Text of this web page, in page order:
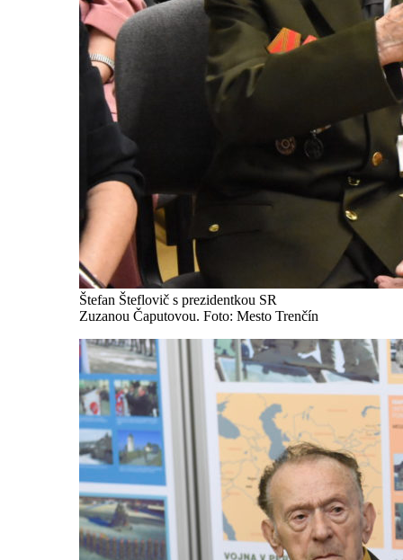
Štefan Šteflovič s prezidentkou SR
Zuzanou Čaputovou. Foto: Mesto Trenčín